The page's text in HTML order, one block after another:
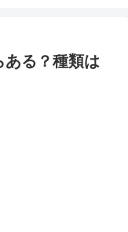
ある？種類は